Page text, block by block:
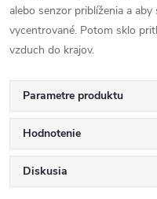
alebo senzor priblíženia a
vycentrované. Potom sklo
vzduch do krajov.
Parametre produktu
Hodnotenie
Diskusia